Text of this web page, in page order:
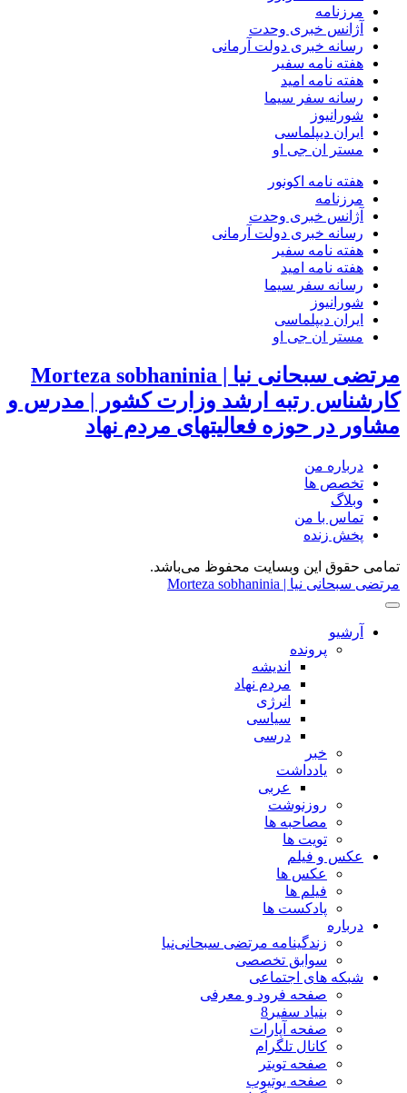
مرزنامه
آژانس خبری وحدت
رسانه خبری دولت آرمانی
هفته نامه سفیر
هفته نامه امید
رسانه سفر سیما
شورانیوز
ایران دیپلماسی
مستر ان جی او
هفته نامه اکونور
مرزنامه
آژانس خبری وحدت
رسانه خبری دولت آرمانی
هفته نامه سفیر
هفته نامه امید
رسانه سفر سیما
شورانیوز
ایران دیپلماسی
مستر ان جی او
مرتضی سبحانی نیا | Morteza sobhaninia
کارشناس رتبه ارشد وزارت کشور | مدرس و
مشاور در حوزه فعالیتهای مردم نهاد
درباره من
تخصص ها
وبلاگ
تماس با من
پخش زنده
تمامی حقوق این وبسایت محفوظ می‌باشد.
مرتضی سبحانی نیا | Morteza sobhaninia
آرشیو
پرونده
اندیشه
مردم نهاد
انرژی
سیاسی
درسی
خبر
یادداشت
عربی
روزنوشت
مصاحبه ها
تویت ها
عکس و فیلم
عکس ها
فیلم ها
پادکست ها
درباره
زندگینامه مرتضی سبحانی‌نیا
سوابق تخصصی
شبکه های اجتماعی
صفحه فرود و معرفی
بنیاد سفیر8
صفحه آپارات
کانال تلگرام
صفحه تویتر
صفحه یوتیوب